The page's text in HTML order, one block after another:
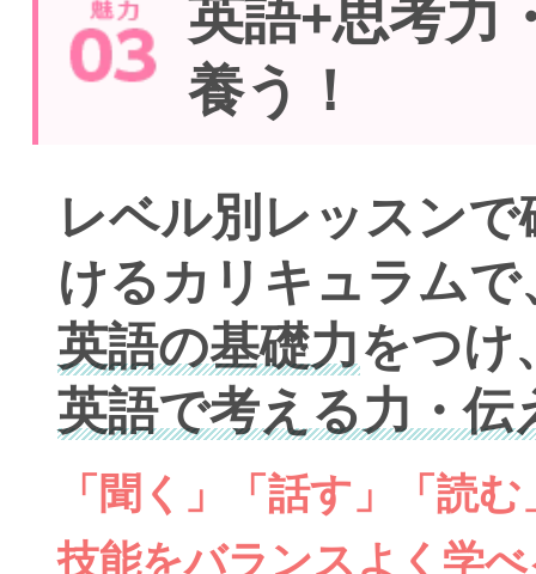
英語+思考力
養う！
レベル別レッスン
けるカリキュラムで
英語の基礎力をつけ
英語で考える力・伝
「聞く」「話す」「読
技能をバランスよく学